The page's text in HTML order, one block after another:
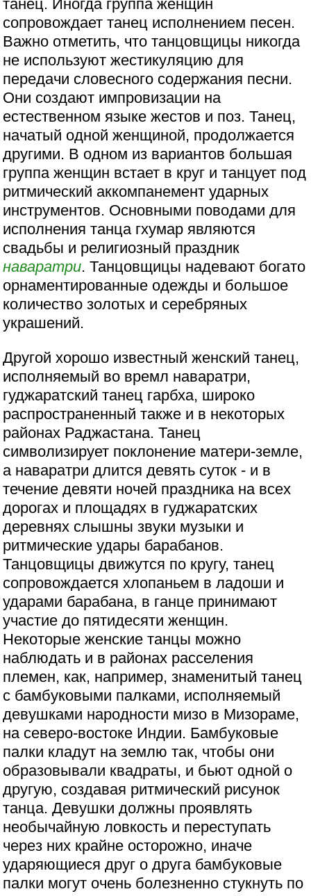
танец. Иногда группа женщин
сопровождает танец исполнением песен.
Важно отметить, что танцовщицы никогда
не используют жестикуляцию для
передачи словесного содержания песни.
Они создают импровизации на
естественном языке жестов и поз. Танец,
начатый одной женщиной, продолжается
другими. В одном из вариантов большая
группа женщин встает в круг и танцует под
ритмический аккомпанемент ударных
инструментов. Основными поводами для
исполнения танца гхумар являются
свадьбы и религиозный праздник
наваратри. Танцовщицы надевают богато
орнаментированные одежды и большое
количество золотых и серебряных
украшений.
Другой хорошо известный женский танец,
исполняемый во времл наваратри,
гуджаратский танец гарбха, широко
распространенный также и в некоторых
районах Раджастана. Танец
символизирует поклонение матери-земле,
а наваратри длится девять суток - и в
течение девяти ночей праздника на всех
дорогах и площадях в гуджаратских
деревнях слышны звуки музыки и
ритмические удары барабанов.
Танцовщицы движутся по кругу, танец
сопровождается хлопаньем в ладоши и
ударами барабана, в ганце принимают
участие до пятидесяти женщин.
Некоторые женские танцы можно
наблюдать и в районах расселения
племен, как, например, знаменитый танец
с бамбуковыми палками, исполняемый
девушками народности мизо в Мизораме,
на северо-востоке Индии. Бамбуковые
палки кладут на землю так, чтобы они
образовывали квадраты, и бьют одной о
другую, создавая ритмический рисунок
танца. Девушки должны проявлять
необычайную ловкость и переступать
через них крайне осторожно, иначе
ударяющиеся друг о друга бамбуковые
палки могут очень болезненно стукнуть по